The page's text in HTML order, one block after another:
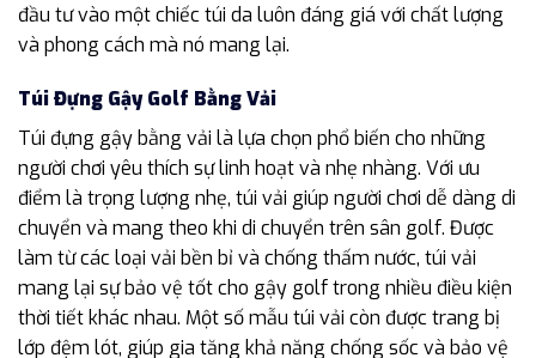
đầu tư vào một chiếc túi da luôn đáng giá với chất lượng
và phong cách mà nó mang lại.
Túi Đựng Gậy Golf Bằng Vải
Túi đựng gậy bằng vải là lựa chọn phổ biến cho những
người chơi yêu thích sự linh hoạt và nhẹ nhàng. Với ưu
điểm là trọng lượng nhẹ, túi vải giúp người chơi dễ dàng di
chuyển và mang theo khi di chuyển trên sân golf. Được
làm từ các loại vải bền bỉ và chống thấm nước, túi vải
mang lại sự bảo vệ tốt cho gậy golf trong nhiều điều kiện
thời tiết khác nhau. Một số mẫu túi vải còn được trang bị
lớp đệm lót, giúp gia tăng khả năng chống sốc và bảo vệ